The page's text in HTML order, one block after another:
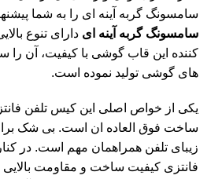
سامسونگ گربه آینه ای را به شما
سامسونگ گربه آینه ای دارای تنوع
کننده این قاب گوشی با کیفیت، آن را
های گوشی تولید نموده است.
یکی از خواص اصلی این کیس تلفن
ساخت فوق العاده ان است. بی شک
زیبای تلفن همراهمان مهم است. در
فانتزی کیفیت ساخت و مقاومت